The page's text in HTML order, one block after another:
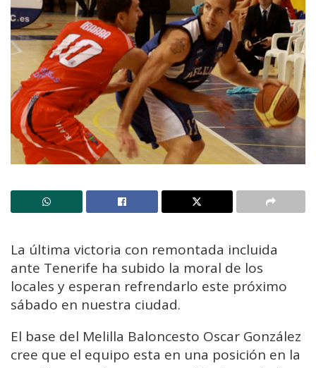
La última victoria con remontada incluida
ante Tenerife ha subido la moral de los
locales y esperan refrendarlo este próximo
sábado en nuestra ciudad.
El base del Melilla Baloncesto Oscar González
cree que el equipo esta en una posición en la